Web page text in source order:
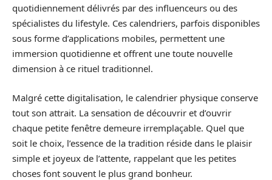
quotidiennement délivrés par des influenceurs ou des
spécialistes du lifestyle. Ces calendriers, parfois disponibles
sous forme d’applications mobiles, permettent une
immersion quotidienne et offrent une toute nouvelle
dimension à ce rituel traditionnel.
Malgré cette digitalisation, le calendrier physique conserve
tout son attrait. La sensation de découvrir et d’ouvrir
chaque petite fenêtre demeure irremplaçable. Quel que
soit le choix, l’essence de la tradition réside dans le plaisir
simple et joyeux de l’attente, rappelant que les petites
choses font souvent le plus grand bonheur.